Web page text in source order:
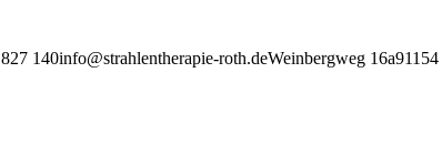
140info@strahlentherapie-roth.deWeinbergweg 16a